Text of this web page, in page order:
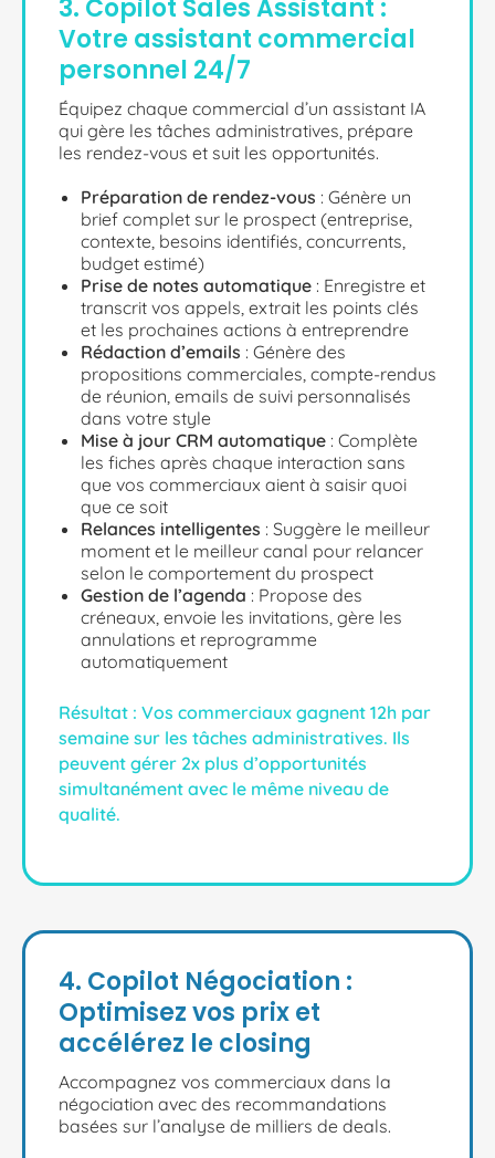
3. Copilot Sales Assistant :
Votre assistant commercial
personnel 24/7
Équipez chaque commercial d’un assistant IA
qui gère les tâches administratives, prépare
les rendez-vous et suit les opportunités.
Préparation de rendez-vous : Génère un
brief complet sur le prospect (entreprise,
contexte, besoins identifiés, concurrents,
budget estimé)
Prise de notes automatique : Enregistre et
transcrit vos appels, extrait les points clés
et les prochaines actions à entreprendre
Rédaction d’emails : Génère des
propositions commerciales, compte-rendus
de réunion, emails de suivi personnalisés
dans votre style
Mise à jour CRM automatique : Complète
les fiches après chaque interaction sans
que vos commerciaux aient à saisir quoi
que ce soit
Relances intelligentes : Suggère le meilleur
moment et le meilleur canal pour relancer
selon le comportement du prospect
Gestion de l’agenda : Propose des
créneaux, envoie les invitations, gère les
annulations et reprogramme
automatiquement
Résultat : Vos commerciaux gagnent 12h par
semaine sur les tâches administratives. Ils
peuvent gérer 2x plus d’opportunités
simultanément avec le même niveau de
qualité.
4. Copilot Négociation :
Optimisez vos prix et
accélérez le closing
Accompagnez vos commerciaux dans la
négociation avec des recommandations
basées sur l’analyse de milliers de deals.